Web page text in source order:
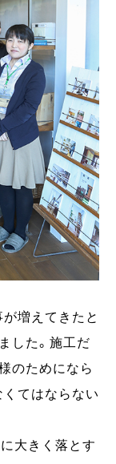
増えてきたと
した。施工だ
のためになら
てはならない
大きく落とす